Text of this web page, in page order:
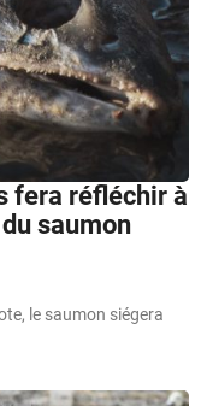
fera réfléchir à
saumon
le saumon siégera